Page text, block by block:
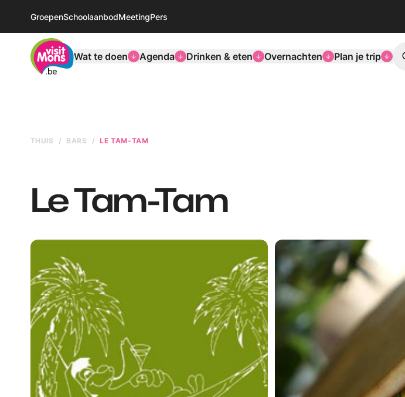
GroepenSchoolaanbodMeetingPers
VisitMons Logo
Wat te doen
Agenda Drinken & eten Overnachten Plan je trip
THUIS BARS LE TAM-TAM
Le Tam-Tam